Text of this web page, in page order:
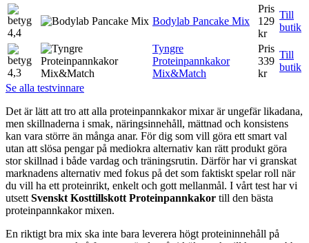
4,4
Bodylab Pancake Mix
Pris
129
kr
Till
butik
4,3
Tyngre
Proteinpannkakor
Mix&Match
Pris
339
kr
Till
butik
Se alla testvinnare
Det är lätt att tro att alla proteinpannkakor mixar är ungefär likadana,
men skillnaderna i smak, näringsinnehåll, mättnad och konsistens
kan vara större än många anar. För dig som vill göra ett smart val
utan att slösa pengar på mediokra alternativ kan rätt produkt göra
stor skillnad i både vardag och träningsrutin. Därför har vi granskat
marknadens alternativ med fokus på det som faktiskt spelar roll när
du vill ha ett proteinrikt, enkelt och gott mellanmål. I vårt test har vi
utsett Svenskt Kosttillskott Proteinpannkakor till den bästa
proteinpannkakor mixen.
En riktigt bra mix ska inte bara leverera högt proteininnehåll på